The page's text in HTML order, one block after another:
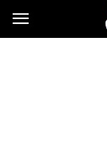
Wypaplani.pl